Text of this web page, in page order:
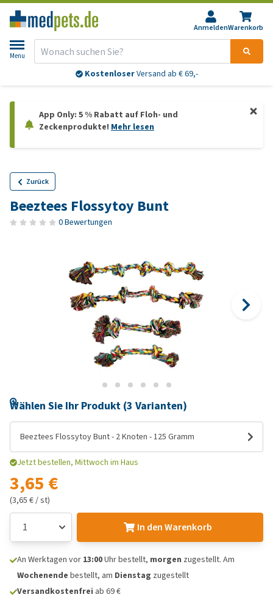
AnmeldenWarenkorb
Menu
KostenloserVersand ab € 69,-
App Only: 5 % Rabatt auf Floh- und
Zeckenprodukte! Mehr lesen
Zurück
Beeztees Flossytoy Bunt
0 Bewertungen
Wählen Sie Ihr Produkt (3 Varianten)
Beeztees Flossytoy Bunt - 2 Knoten - 125 Gramm
Jetzt bestellen, Mittwoch im Haus
3,65 €
(3,65 € / st)
In den Warenkorb
An Werktagen vor 13:00Uhr bestellt, morgen zugestellt. Am
Wochenende bestellt, am Dienstag zugestellt
Versandkostenfrei ab 69 €